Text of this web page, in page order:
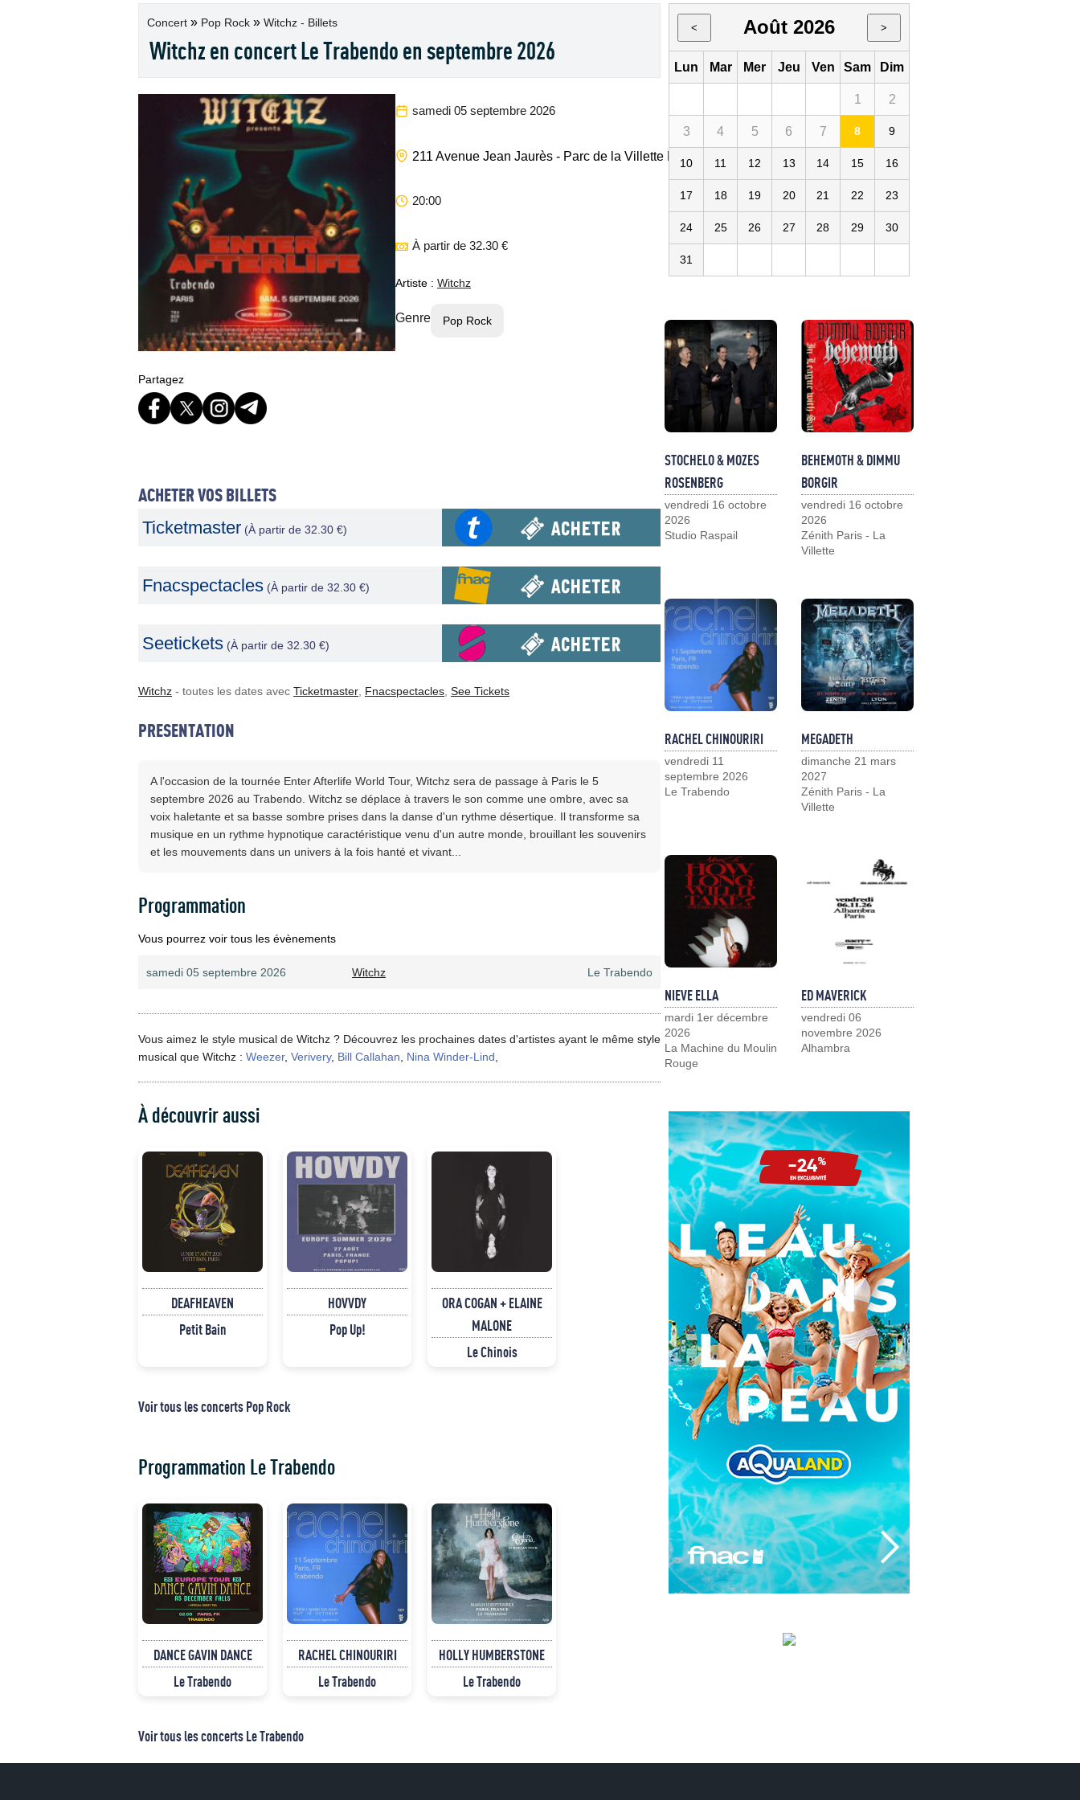
Concert » Pop Rock » Witchz - Billets
Witchz en concert Le Trabendo en septembre 2026
samedi 05 septembre 2026
211 Avenue Jean Jaurès - Parc de la Villette Paris 75019 75 FR Le Trabendo
20:00
À partir de 32.30 €
Artiste : Witchz
Genre Pop Rock
Partagez
ACHETER VOS BILLETS
Ticketmaster (À partir de 32.30 €)
Fnacspectacles (À partir de 32.30 €)
Seetickets (À partir de 32.30 €)
Witchz - toutes les dates avec Ticketmaster Fnacspectacles See Tickets
PRESENTATION
A l'occasion de la tournée Enter Afterlife World Tour, Witchz sera de passage à Paris le 5
septembre 2026 au Trabendo. Witchz se déplace à travers le son comme une ombre, avec sa
voix haletante et sa basse sombre prises dans la danse d'un rythme désertique. Il transforme sa
musique en un rythme hypnotique caractéristique venu d'un autre monde, brouillant les souvenirs
et les mouvements dans un univers à la fois hanté et vivant...
Programmation
Vous pourrez voir tous les évènements
samedi 05 septembre 2026 Witchz Le Trabendo
Vous aimez le style musical de Witchz ? Découvrez les prochaines dates d'artistes ayant le même style
musical que Witchz : Weezer, Verivery, Bill Callahan Nina Winder-Lind
À découvrir aussi
DEAFHEAVEN
Petit Bain
HOVVDY
Pop Up!
ORA COGAN + ELAINE
MALONE
Le Chinois
Voir tous les concerts Pop Rock
Programmation Le Trabendo
DANCE GAVIN DANCE
Le Trabendo
RACHEL CHINOURIRI
Le Trabendo
HOLLY HUMBERSTONE
Le Trabendo
Voir tous les concerts Le Trabendo
< Août 2026 >
Lun Mar Mer Jeu Ven Sam Dim
1 2
3 4 5 6 7 8 9
10 11 12 13 14 15 16
17 18 19 20 21 22 23
24 25 26 27 28 29 30
31
STOCHELO & MOZES
ROSENBERG
vendredi 16 octobre
2026
Studio Raspail
BEHEMOTH & DIMMU
BORGIR
vendredi 16 octobre
2026
Zénith Paris - La
Villette
RACHEL CHINOURIRI
vendredi 11
septembre 2026
Le Trabendo
MEGADETH
dimanche 21 mars
2027
Zénith Paris - La
Villette
NIEVE ELLA
mardi 1er décembre
2026
La Machine du Moulin
Rouge
ED MAVERICK
vendredi 06
novembre 2026
Alhambra